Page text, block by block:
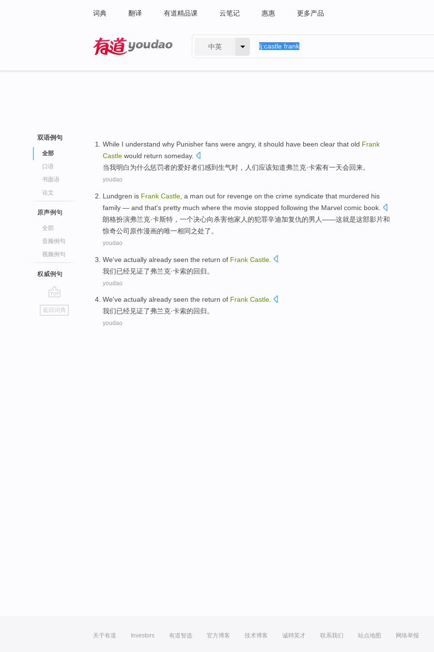
词典 翻译 有道精品课 云笔记 惠惠 更多产品
中英
双语例句
全部
口语
书面语
论文
原声例句
全部
音频例句
视频例句
权威例句
go
top
返回词典
While I understand why Punisher fans were angry, it should have been clear that old Frank
Castle would return someday.
当我明白为什么惩罚者的爱好者们感到生气时 ， 人们应该知道弗兰克·卡索有一天会回来。
youdao
Lundgren is Frank Castle a man out for revenge on the crime syndicate that murdered his
family — and that's pretty much where the movie stopped following the Marvel comic book
朗格扮演弗兰克·卡斯特 ， 一个决心向杀害他家人 的犯罪辛迪加复仇的男人——这就是这部影片和
惊奇公司原作漫画的唯一相同之处了。
youdao
We've actually already seen the return of Frank Castle
我们已经见证了弗兰克·卡索的回归。
youdao
We've actually already seen the return of Frank Castle.
我们已经见证了弗兰克·卡索的回归。
youdao
关于有道 Investors 有道智选 官方博客 技术博客 诚聘英才 联系我们 站点地图 网络举报